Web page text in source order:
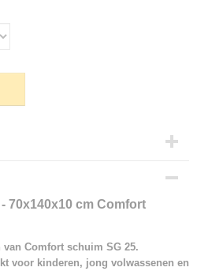
70x140x10 cm Comfort
Comfort schuim SG 25.
voor kinderen, jong volwassenen en